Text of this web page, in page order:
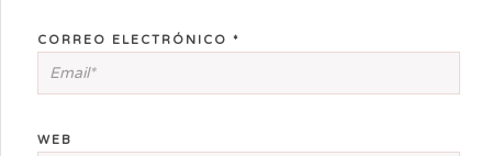
CORREO ELECTRÓNICO *
WEB